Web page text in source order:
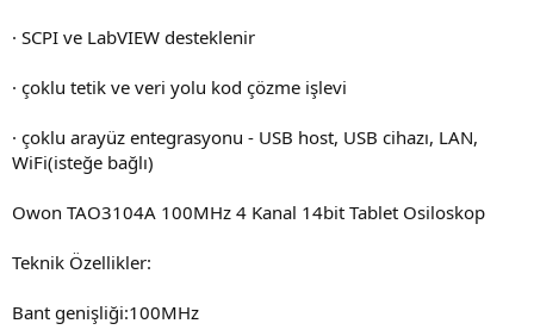
· SCPI ve LabVIEW desteklenir
· çoklu tetik ve veri yolu kod çözme işlevi
· çoklu arayüz entegrasyonu - USB host, USB cihazı, LAN,
WiFi(isteğe bağlı)
Owon TAO3104A 100MHz 4 Kanal 14bit Tablet Osiloskop
Teknik Özellikler:
Bant genişliği:100MHz